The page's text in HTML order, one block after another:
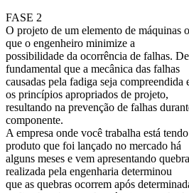
FASE 2
O projeto de um elemento de máquinas
que o engenheiro minimize a
possibilidade da ocorrência de falhas.
fundamental que a mecânica das falhas
causadas pela fadiga seja
os princípios apropriados de projeto,
resultando na prevenção de falhas
componente.
A empresa onde você trabalha está
produto que foi lançado no mercado há
alguns meses e vem apresentando
realizada pela engenharia determinou
que as quebras ocorrem após